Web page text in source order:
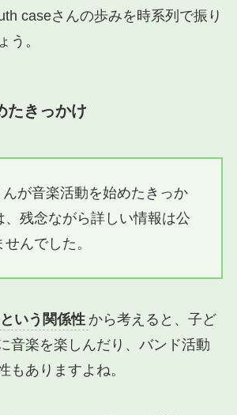
caseさんの歩みを時系列で振り
う。
たきっかけ
が音楽活動を始めたきっか
、残念ながら詳しい情報は公
んでした。
いう関係性 から考えると、子ど
音楽を楽しんだり、バンド活動
もありますよね。